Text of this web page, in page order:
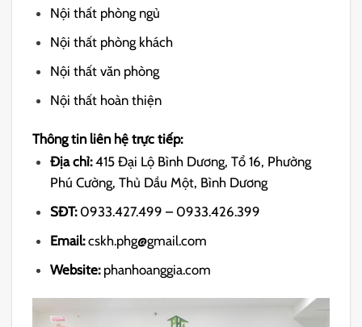
Nội thất phòng ngủ
Nội thất phòng khách
Nội thất văn phòng
Nội thất hoàn thiện
Thông tin liên hệ trực tiếp:
Địa chỉ:415 Đại Lộ Bình Dương, Tổ 16, Phường
Phú Cường, Thủ Dầu Một, Bình Dương
SĐT: 0933.427.499 – 0933.426.399
Email:cskh.phg@gmail.com
Website: phanhoanggia.com